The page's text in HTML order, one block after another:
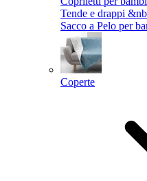
Tende e drappi
Sacco a Pelo per
Coperte